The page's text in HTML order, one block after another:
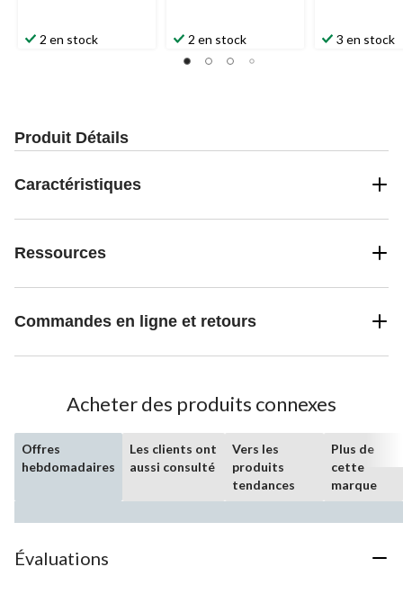
2 en stock 2 en stock 3 en stock
Produit Détails
Caractéristiques
Ressources
Commandes en ligne et retours
Acheter des produits connexes
Offres
hebdomadaires
Les clients ont
aussi consulté
Vers les
produits
tendances
Plus de
cette
marque
Évaluations